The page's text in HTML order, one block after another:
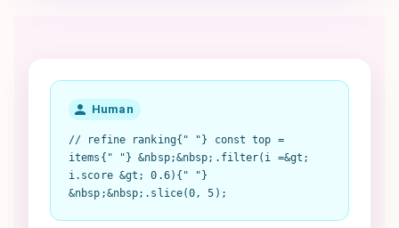
Human
// refine ranking{" "} const top =
items{" "} &nbsp;&nbsp;.filter(i =&gt;
i.score &gt; 0.6){" "}
&nbsp;&nbsp;.slice(0, 5);